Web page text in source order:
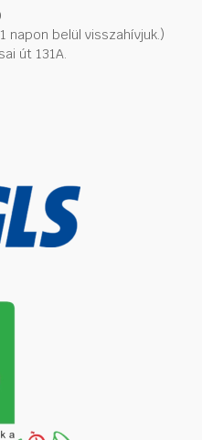
napon belül visszahívjuk.)
út 131A.